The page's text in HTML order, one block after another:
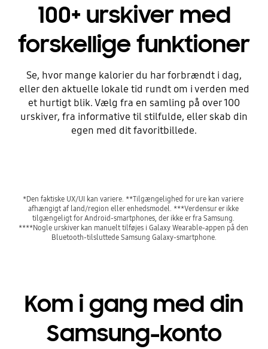
100+ urskiver med
forskellige funktioner
Se, hvor mange kalorier du har forbrændt i dag,
eller den aktuelle lokale tid rundt om i verden med
et hurtigt blik. Vælg fra en samling på over 100
urskiver, fra informative til stilfulde, eller skab din
egen med dit favoritbillede.
*Den faktiske UX/UI kan variere. **Tilgængelighed for ure kan variere
afhængigt af land/region eller enhedsmodel. ***Verdensur er ikke
tilgængeligt for Android-smartphones, der ikke er fra Samsung.
****Nogle urskiver kan manuelt tilføjes i Galaxy Wearable-appen på den
Bluetooth-tilsluttede Samsung Galaxy-smartphone.
Kom i gang med din
Samsung-konto